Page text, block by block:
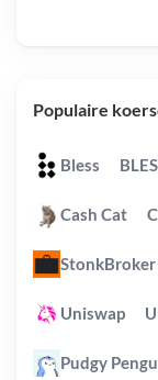
Populaire
Bless
Cash Cat
StonkBroker
Uniswap
Pudgy